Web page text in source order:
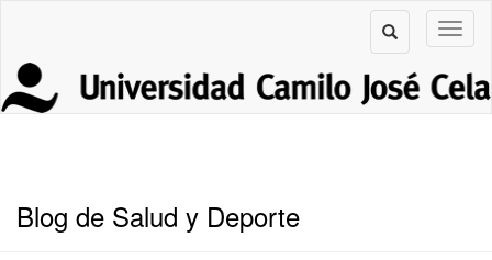
Blog de Salud y Deporte